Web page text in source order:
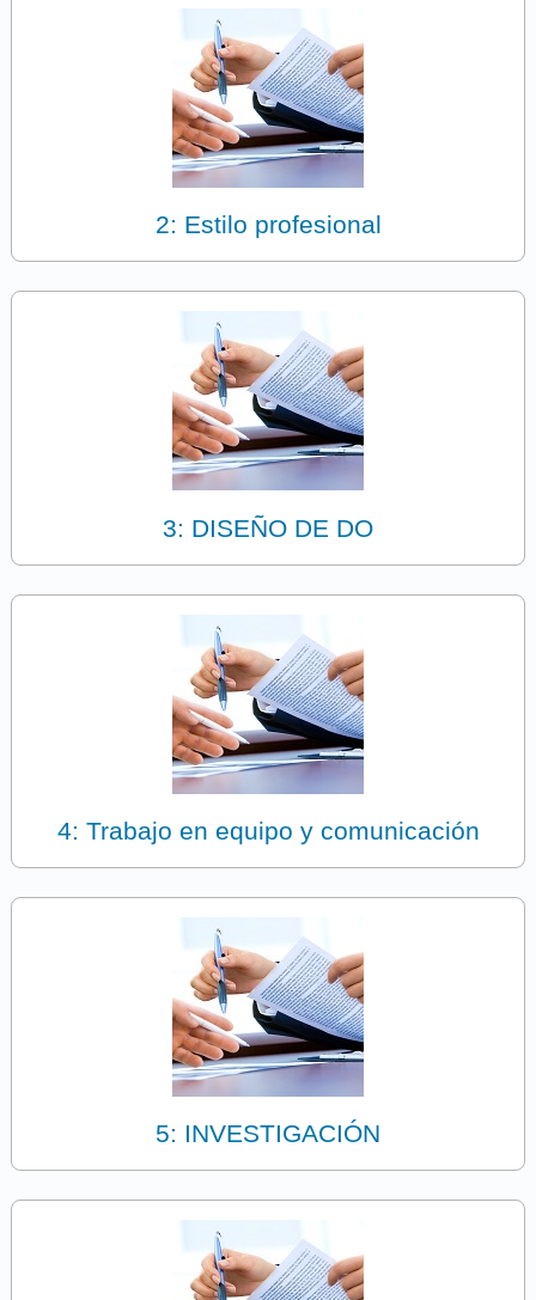
2: Estilo profesional
3: DISEÑO DE DO
4: Trabajo en equipo y comunicación
5: INVESTIGACIÓN